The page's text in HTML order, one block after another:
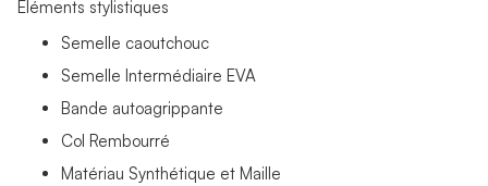
Éléments stylistiques
Semelle caoutchouc
Semelle Intermédiaire EVA
Bande autoagrippante
Col Rembourré
Matériau Synthétique et Maille